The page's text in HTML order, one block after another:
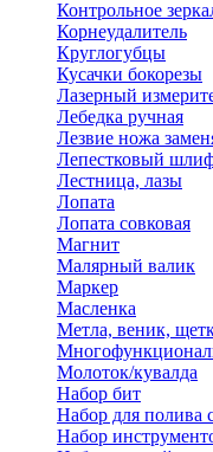
Контрольное
Корнеудалитель
Круглогубцы
Кусачки бокорезы
Лазерный
Лебедка ручная
Лезвие ножа
Лепестковый
Лестница, лазы
Лопата
Лопата совковая
Магнит
Малярный валик
Маркер
Масленка
Метла, веник,
Молоток/кувалда
Набор бит
Набор для полива
Набор